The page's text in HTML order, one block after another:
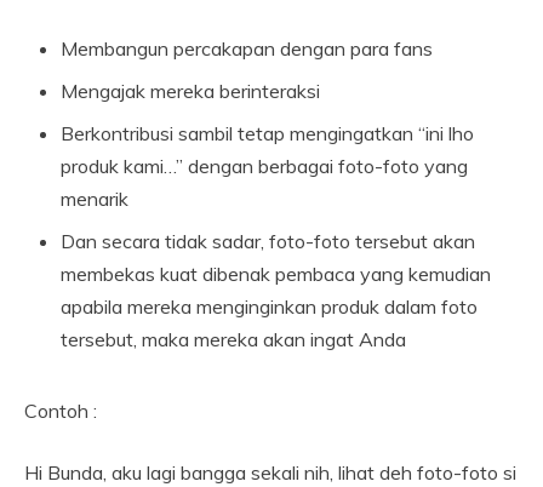
Membangun percakapan dengan para fans
Mengajak mereka berinteraksi
Berkontribusi sambil tetap mengingatkan “ini lho
produk kami…” dengan berbagai foto-foto yang
menarik
Dan secara tidak sadar, foto-foto tersebut akan
membekas kuat dibenak pembaca yang kemudian
apabila mereka menginginkan produk dalam foto
tersebut, maka mereka akan ingat Anda
Contoh :
Hi Bunda, aku lagi bangga sekali nih, lihat deh foto-foto si